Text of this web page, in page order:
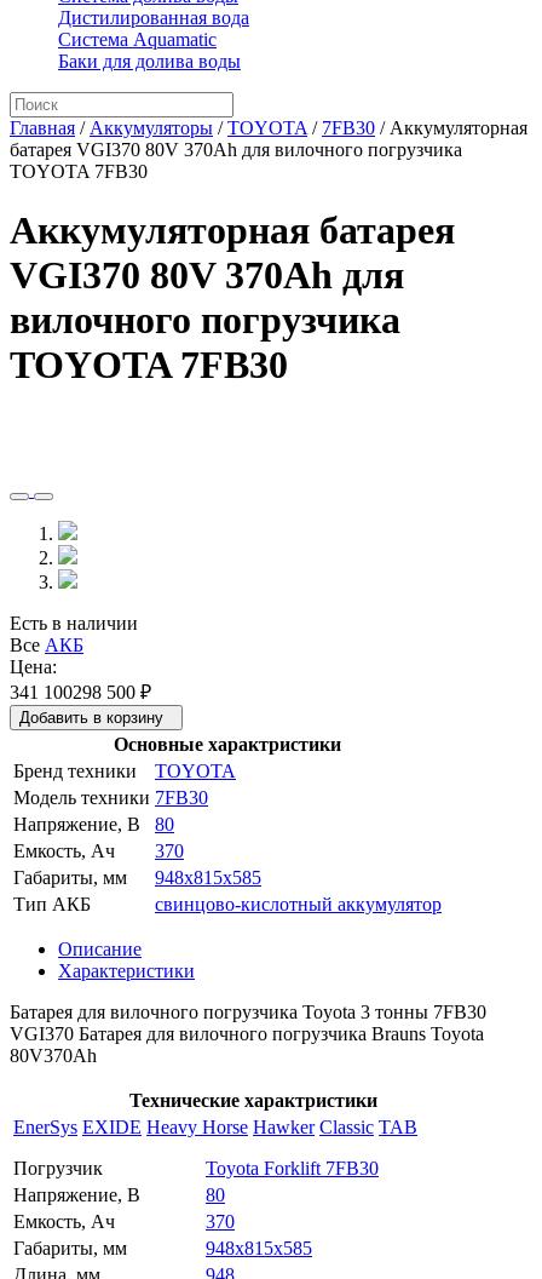
Дистилированная вода
Система Aquamatic
Баки для долива воды
Главная / Аккумуляторы /TOYOTA / 7FB30 / Аккумуляторная
батарея VGI370 80V 370Ah для вилочного погрузчика
TOYOTA 7FB30
Аккумуляторная батарея
VGI370 80V 370Ah для
вилочного погрузчика
TOYOTA 7FB30
Есть в наличии
Все АКБ
Цена:
341 100298 500 ₽
Добавить в корзину
Основные характристики
Бренд техники
TOYOTA
Модель техники 7FB30
Напряжение, В
80
Емкость, Ач
370
Габариты, мм
948x815x585
Тип АКБ
свинцово-кислотный аккумулятор
Описание
Характеристики
Батарея для вилочного погрузчика Toyota 3 тонны 7FB30
VGI370 Батарея для вилочного погрузчика Brauns Toyota
80V370Ah
Технические характристики
EnerSys EXIDE Heavy Horse Hawker Classic TAB
Погрузчик
Toyota Forklift 7FB30
Напряжение, В
80
Емкость, Ач
370
Габариты, мм
948x815x585
Длина, мм
948